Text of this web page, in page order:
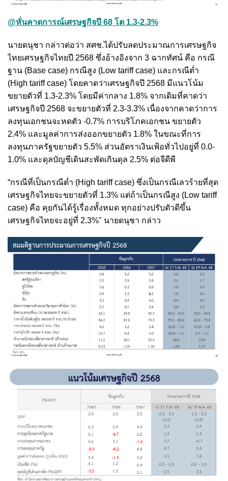
@หั่นคาดการณ์เศรษฐกิจปี 68 โต 1.3-2.3%
นายดนุชา กล่าวต่อว่า สศช.ได้ปรับลดประมาณการเศรษฐกิจ
ไทยเศรษฐกิจไทยปี 2568 ซึ่งอ้างอิงจาก 3 ฉากทัศน์ คือ กรณี
ฐาน (Base case) กรณีสูง (Low tariff case) และกรณีต่ำ
(High tariff case) โดยคาดว่าเศรษฐกิจปี 2568 มีแนวโน้ม
ขยายตัวที่ 1.3-2.3% โดยมีค่ากลาง 1.8% จากเดิมที่คาดว่า
เศรษฐกิจปี 2568 จะขยายตัวที่ 2.3-3.3% เนื่องจากคาดว่าการ
ลงทุนเอกชนจะหดตัว -0.7% การบริโภคเอกชน ขยายตัว
2.4% และมูลค่าการส่งออกขยายตัว 1.8% ในขณะที่การ
ลงทุนภาครัฐขยายตัว 5.5% ส่วนอัตราเงินเฟ้อทั่วไปอยู่ที่ 0.0-
1.0% และดุลบัญชีเดินสะพัดเกินดุล 2.5% ต่อจีดีพี
“กรณีที่เป็นกรณีต่ำ (High tariff case) ซึ่งเป็นกรณีเลวร้ายที่สุด
เศรษฐกิจไทยจะขยายตัวที่ 1.3% แต่ถ้าเป็นกรณีสูง (Low tariff
case) คือ คุยกันได้รู้เรื่องทั้งหมด ทุกอย่างปรับตัวดีขึ้น
เศรษฐกิจไทยจะอยู่ที่ 2.3%" นายดนุชา กล่าว